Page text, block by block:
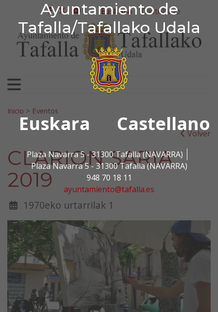
Ayuntamiento de
Tafalla/Tafallako Udala
Euskara Castellano
Plaza Navarra 5 - 31300 Tafalla (NAVARRA)
Plaza Navarra 5 - 31300 Tafalla (NAVARRA)
948 70 18 11
ayuntamiento@tafalla.es
Ir al contenido
Ayuntamiento de
facebook
twitter
youtube
Euskara Castellano
Bilatu:
Inicio > Eventos
Volver
CLARION SARIA
2019
1970eko urtarrilak 1